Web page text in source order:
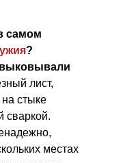
самом
?
выковывали
лист,
на стыке
сваркой.
местах